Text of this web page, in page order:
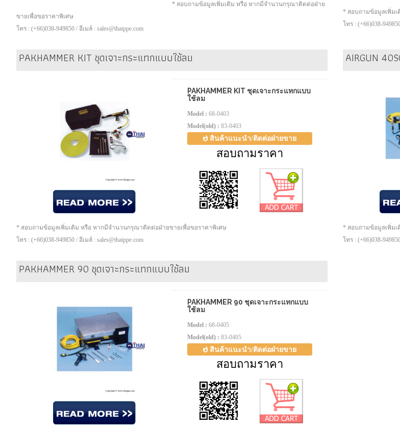
* สอบถามข้อมูลเพิ่มเติม หรือ หากมีจำนวนกรุณาติดต่อฝ่าย
ขายเพื่อขอราคาพิเศษ
โทร : (+66)038-949850 / อีเมล์ : sales@thaippe.com
* สอบถามข้อมูลเพิ่ม
โทร : (+66)038-
PAKHAMMER KIT ชุดเจาะกระแทกแบบใช้ลม
PAKHAMMER KIT ชุดเจาะกระแทกแบบ
ใช้ลม
Model : 68-0403
Model(old) : 83-0403
สินค้าแนะนำ/ติดต่อฝ่ายขาย
สอบถามราคา
* สอบถามข้อมูลเพิ่มเติม หรือ หากมีจำนวนกรุณาติดต่อฝ่ายขายเพื่อขอราคาพิเศษ
โทร : (+66)038-949850 / อีเมล์ : sales@thaippe.com
AIRGUN
* สอบถามข้อมูลเพิ่ม
โทร : (+66)038-
PAKHAMMER 90 ชุดเจาะกระแทกแบบใช้ลม
PAKHAMMER 90 ชุดเจาะกระแทกแบบ
ใช้ลม
Model : 68-0405
Model(old) : 83-0405
สินค้าแนะนำ/ติดต่อฝ่ายขาย
สอบถามราคา